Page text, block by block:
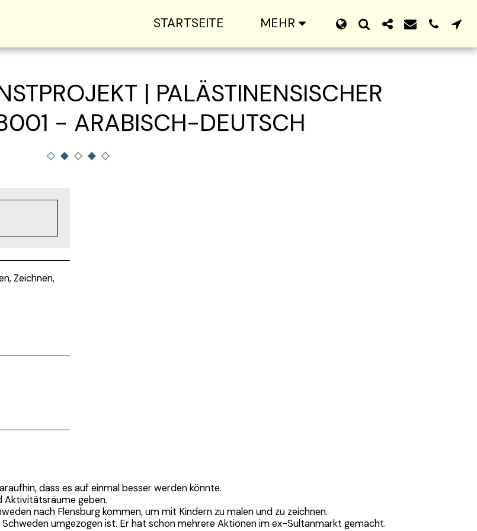
STARTSEITE MEHR
| PALÄSTINENSISCHER
- ARABISCH-DEUTSCH
Zeichnen,
dass es auf einmal besser werden könnte.
Aktivitätsräume geben.
nach Flensburg kommen, um mit Kindern zu malen und zu zeichnen.
umgezogen ist. Er hat schon mehrere Aktionen im ex-Sultanmarkt gemacht.